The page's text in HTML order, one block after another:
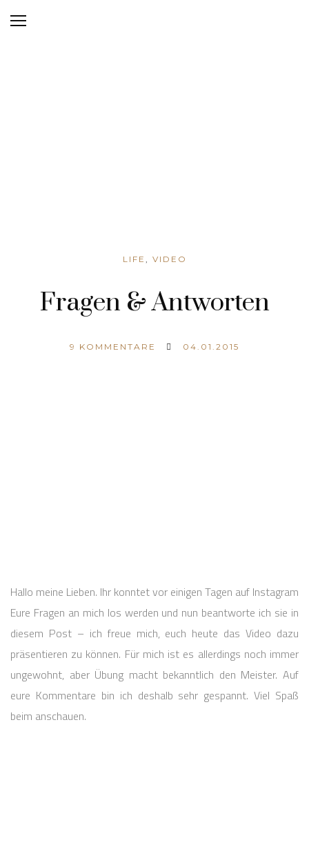
LIFE , VIDEO
Fragen & Antworten
9 KOMMENTARE 04.01.2015
Hallo meine Lieben. Ihr konntet vor einigen Tagen auf Instagram
Eure Fragen an mich los werden und nun beantworte ich sie in
diesem Post – ich freue mich, euch heute das Video dazu
präsentieren zu können. Für mich ist es allerdings noch immer
ungewohnt, aber Übung macht bekanntlich den Meister. Auf
eure Kommentare bin ich deshalb sehr gespannt. Viel Spaß
beim anschauen.